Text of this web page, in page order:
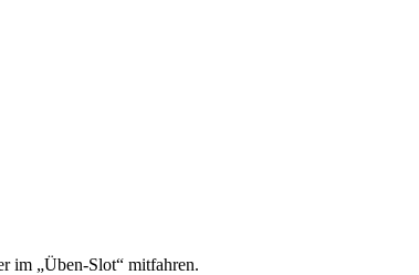
im „Üben-Slot“ mitfahren.